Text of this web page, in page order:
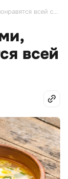
20 супов с клецками, которые понравятся всей семье
всей